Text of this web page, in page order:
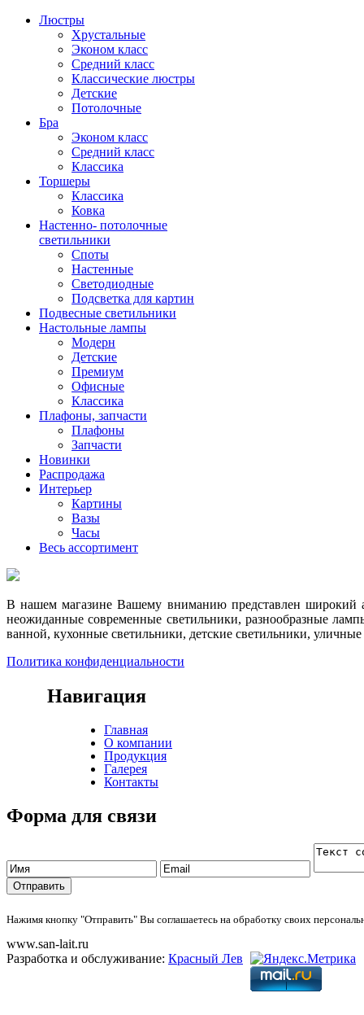
Люстры
Хрустальные
Эконом класс
Средний класс
Классические люстры
Детские
Потолочные
Бра
Эконом класс
Средний класс
Классика
Торшеры
Классика
Ковка
Настенно- потолочные
светильники
Споты
Настенные
Светодиодные
Подсветка для картин
Подвесные светильники
Настольные лампы
Модерн
Детские
Премиум
Офисные
Классика
Плафоны, запчасти
Плафоны
Запчасти
Новинки
Распродажа
Интерьер
Картины
Вазы
Часы
Весь ассортимент
В нашем магазине Вашему вниманию представлен широкий
неожиданные современные светильники, разнообразные
ванной, кухонные светильники, детские светильники,
Политика конфиденциальности
Навигация
Главная
О компании
Продукция
Галерея
Контакты
Форма для связи
Нажимя кнопку "Отправить" Вы соглашаетесь на обработку своих
www.san-lait.ru
Разработка и обслуживание: Красный Лев